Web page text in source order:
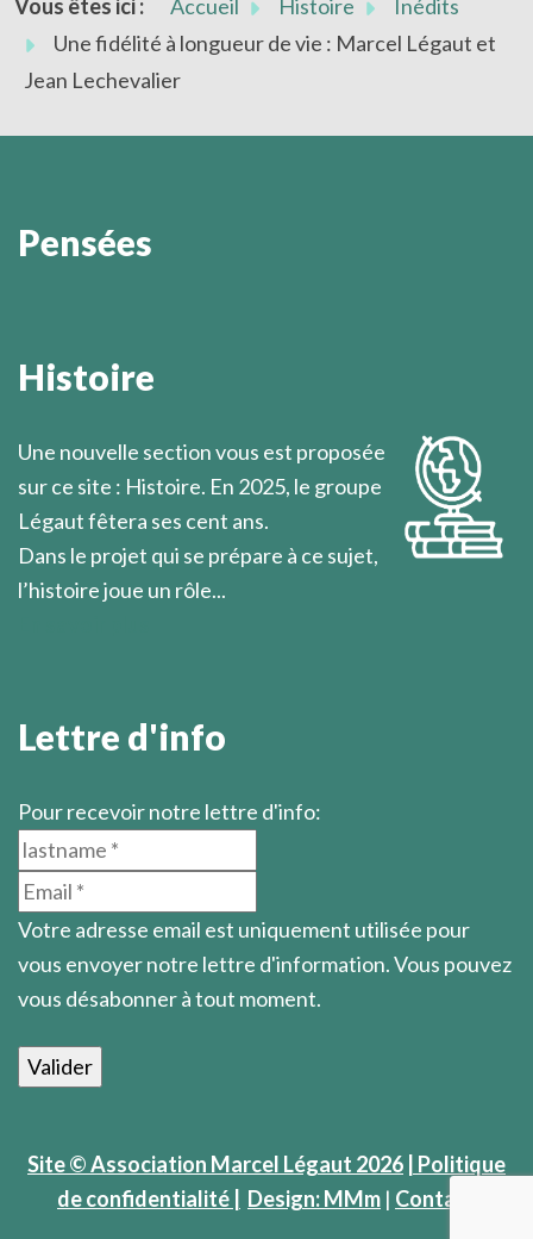
Vous êtes ici : Accueil Histoire
Inédits
Une fidélité à longueur de vie : Marcel Légaut et
Jean Lechevalier
Pensées
Marcel Légaut
Histoire
Une nouvelle section vous est proposée
sur ce site : Histoire. En 2025, le groupe
Légaut fêtera ses cent ans.
Dans le projet qui se prépare à ce sujet,
l’histoire joue un rôle...
Lettre d'info
Pour recevoir notre lettre d'info:
Votre adresse email est uniquement utilisée pour
vous envoyer notre lettre d'information. Vous pouvez
vous désabonner à tout moment.
Site © Association Marcel Légaut 2026 | Politique
de confidentialité |
Design: MMm | Contact